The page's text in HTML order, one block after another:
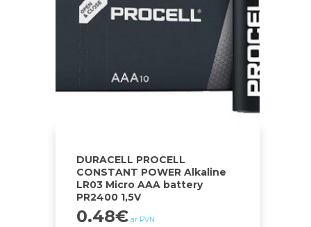
DURACELL PROCELL
CONSTANT POWER Alkaline
LR03 Micro AAA battery
PR2400 1,5V
0.48€ ar PVN